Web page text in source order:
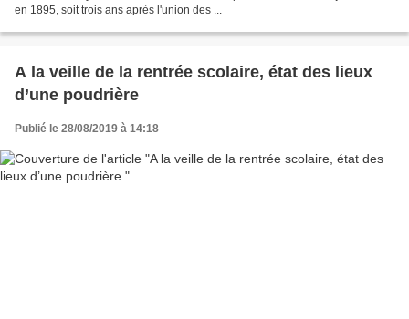
en 1895, soit trois ans après l'union des ...
A la veille de la rentrée scolaire, état des lieux
d’une poudrière
Publié le 28/08/2019 à 14:18